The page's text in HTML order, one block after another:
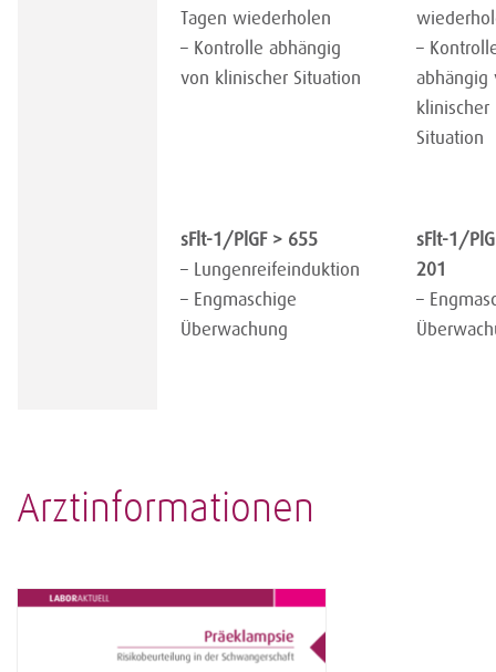
Tagen wiederholen
– Kontrolle abhängig
von klinischer Situation
–
abhängig
klinischer
Situation
sFlt-1/PlGF > 655
– Lungenreifeinduktion
– Engmaschige
Überwachung
sFlt-1/
201
–
Arztinformationen